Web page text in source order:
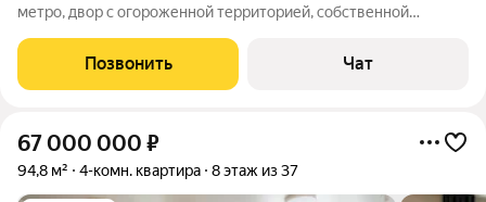
метро, двор с огороженной территорией, собственной
Прихожая, 4 изолированные комнаты, кухня из которой можно
выйти на балкон и большой
Позвонить Чат
67 000 000 ₽
94,8 м² 4-комн. квартира 8 этаж из 37